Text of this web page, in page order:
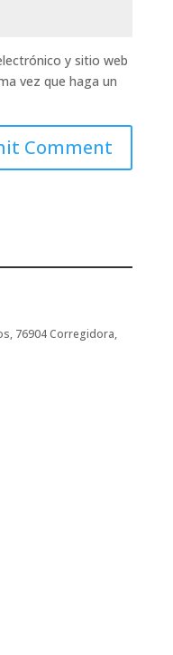
y sitio web
vez que haga un
76904 Corregidora,